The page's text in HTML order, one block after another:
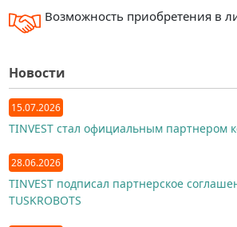
Возможность приобретения в
Новости
15.07.2026
TINVEST стал официальным партнером
28.06.2026
TINVEST подписал партнерское
TUSKROBOTS